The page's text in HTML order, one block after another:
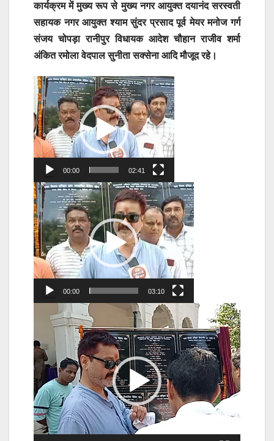
कार्यक्रम में मुख्य रूप से मुख्य नगर आयुक्त दयानंद सरस्वती
सहायक नगर आयुक्त श्याम सुंदर प्रसाद पूर्व मेयर मनोज गर्ग
संजय चोपड़ा रानीपुर विधायक आदेश चौहान राजीव शर्मा
अंकित रमोला वेदपाल सुनीता सक्सेना आदि मौजूद रहे।
Video
Player
00:00 02:41
Video
Player
00:00 03:10
Player